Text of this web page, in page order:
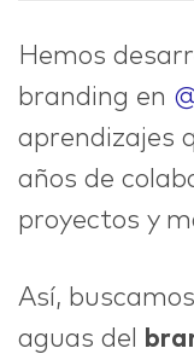
Hemos
branding en
aprendizajes
años de
proyectos y
Así,
aguas del